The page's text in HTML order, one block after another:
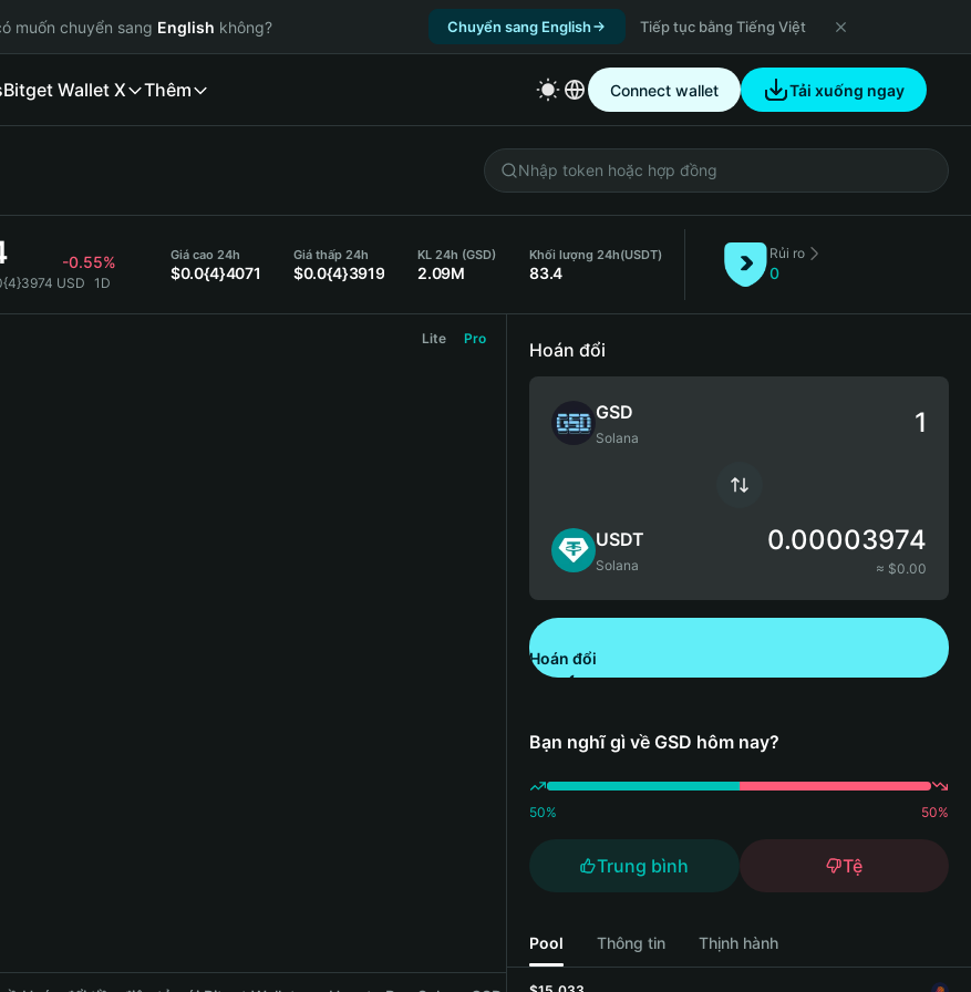
muốn chuyển sang English không? Chuyển sang English Tiếp tục bằng Tiếng Việt
Bitget Wallet X Thêm Connect wallet Tải xuống ngay
-0.55%
USD 1D
Giá cao 24h
$0.0{4}4071
Giá thấp 24h
$0.0{4}3919
KL 24h (GSD)
2.09M
Khối lượng 24h(USDT)
83.4
Rủi ro
0
Lite Pro
Hoán đổi
GSD
Solana
USDT
Solana
0.00003974
≈ $0.00
Hoán đổi
Bạn nghĩ gì về GSD hôm nay?
50% 50%
Trung bình Tệ
Pool Thông tin Thịnh hành